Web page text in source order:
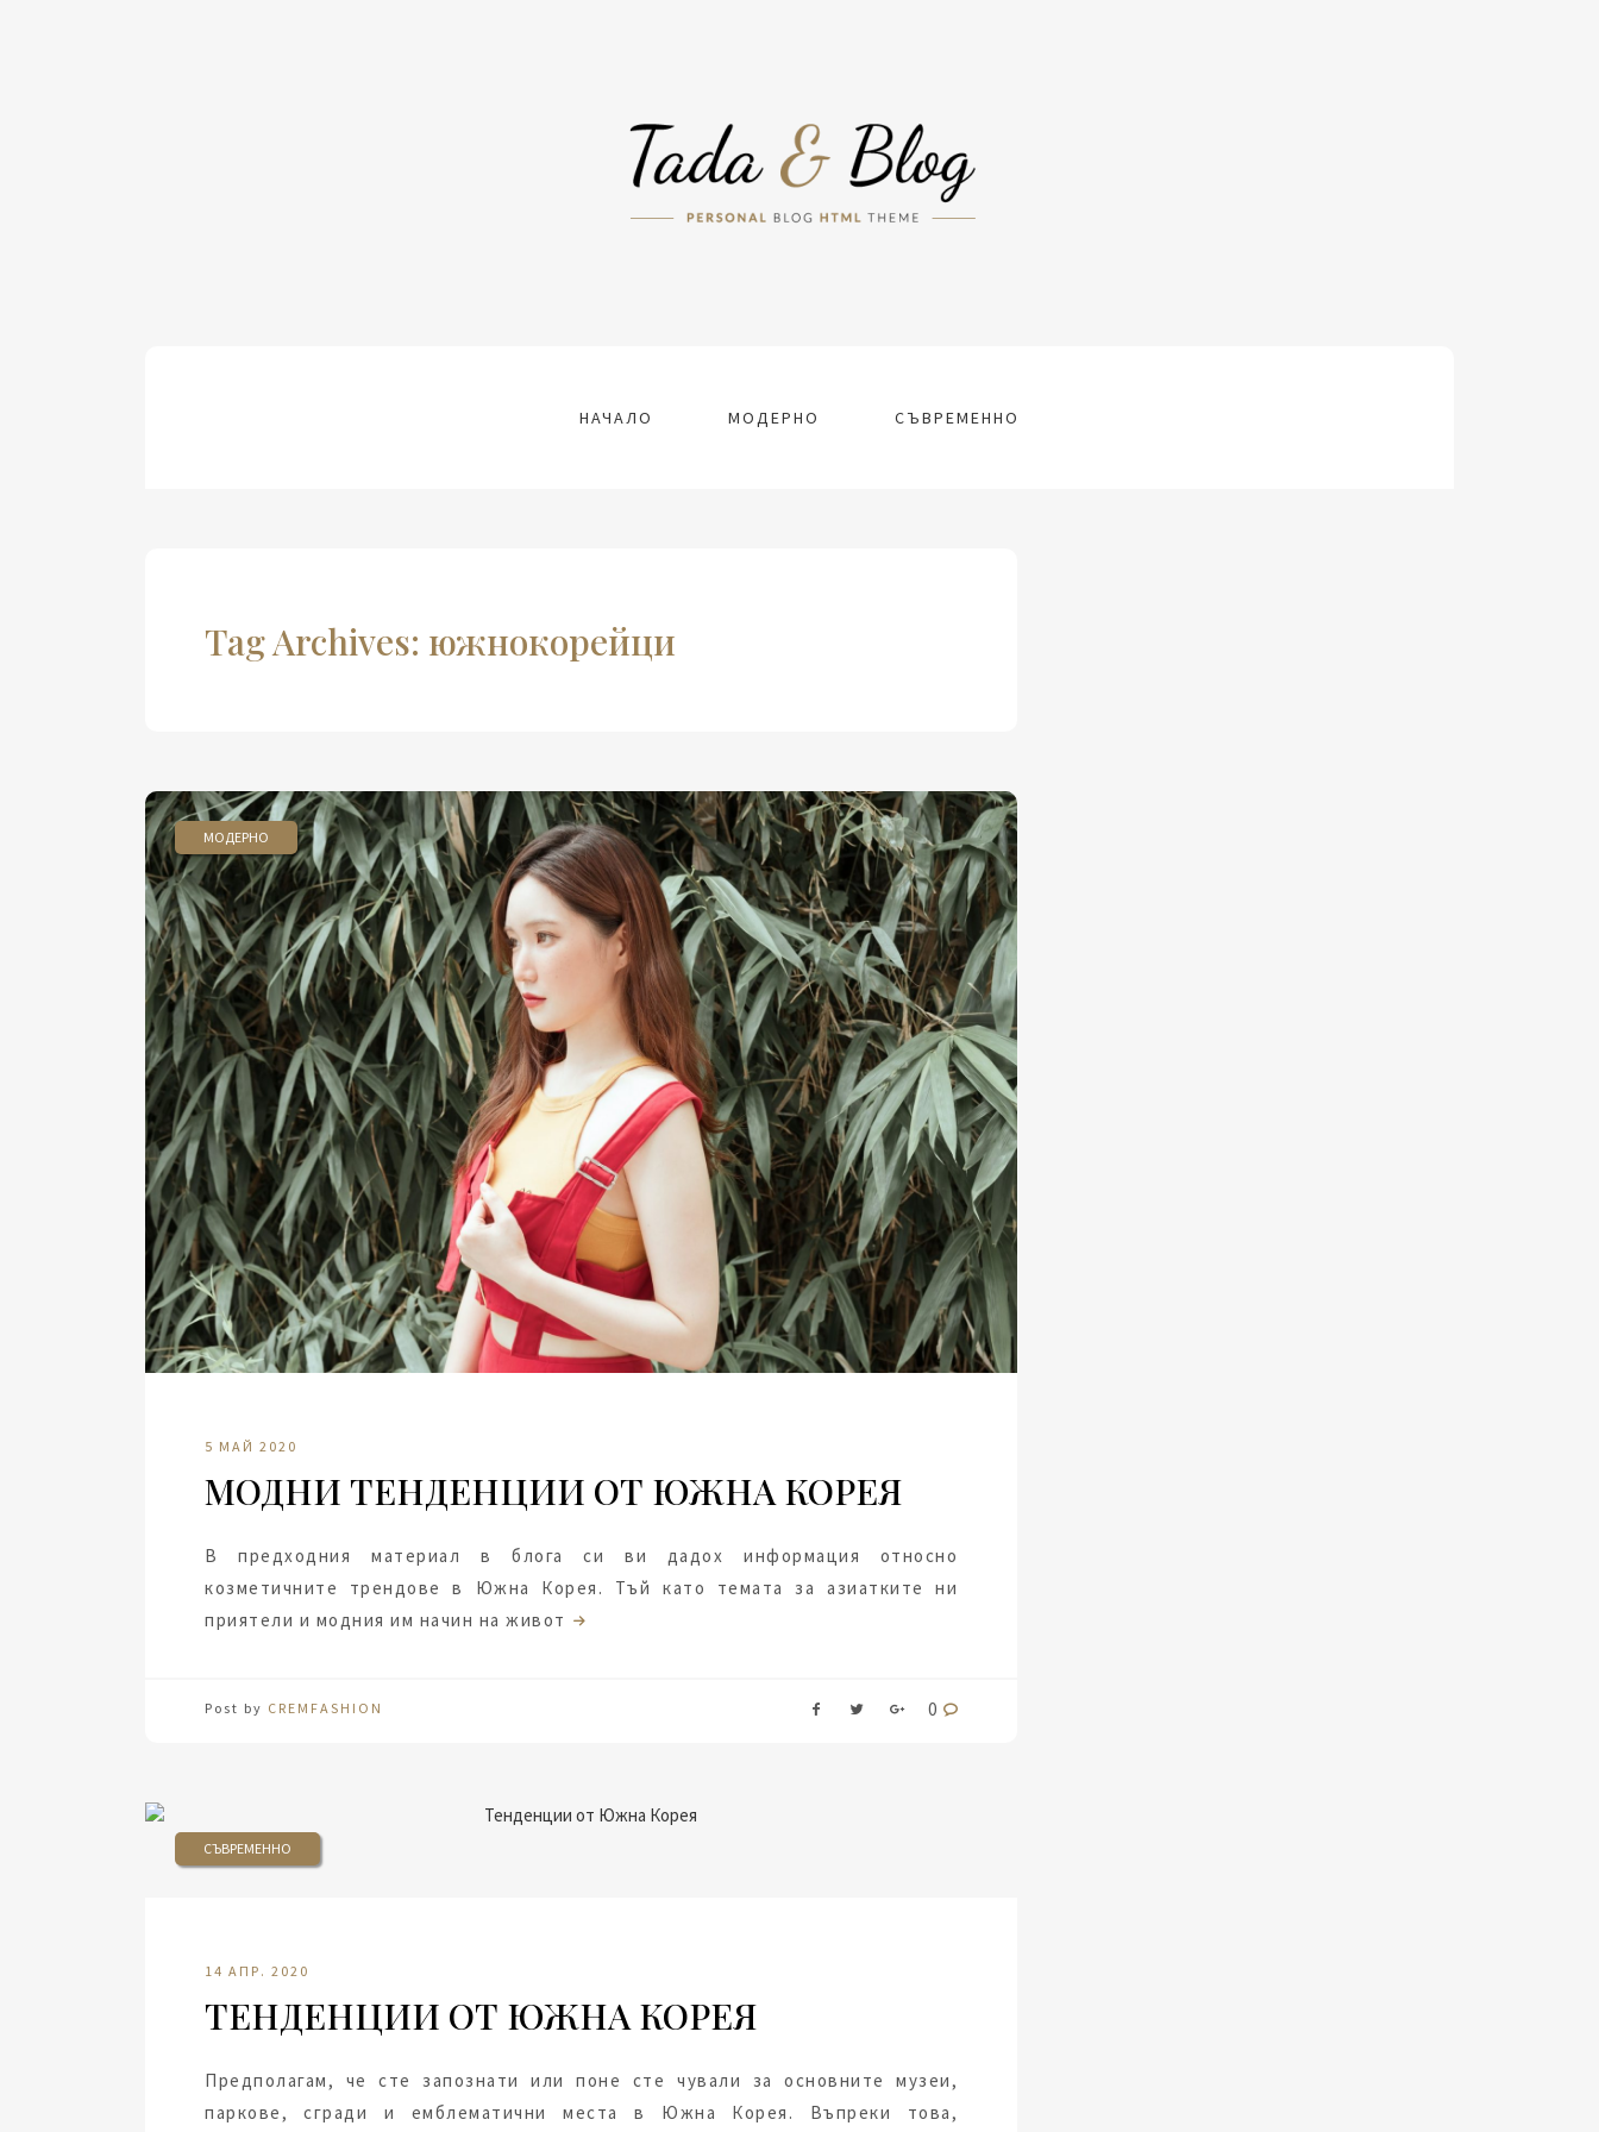
НАЧАЛО МОДЕРНО СЪВРЕМЕННО
Tag Archives: южнокорейци
МОДЕРНО
5 МАЙ 2020
МОДНИ ТЕНДЕНЦИИ ОТ ЮЖНА КОРЕЯ
В предходния материал в блога си ви дадох информация относно
козметичните трендове в Южна Корея. Тъй като темата за азиатките ни
приятели и модния им начин на живот
Post by CREMFASHION 0
СЪВРЕМЕННО
14 АПР. 2020
ТЕНДЕНЦИИ ОТ ЮЖНА КОРЕЯ
Предполагам, че сте запознати или поне сте чували за основните музеи,
паркове, сгради и емблематични места в Южна Корея. Въпреки това,